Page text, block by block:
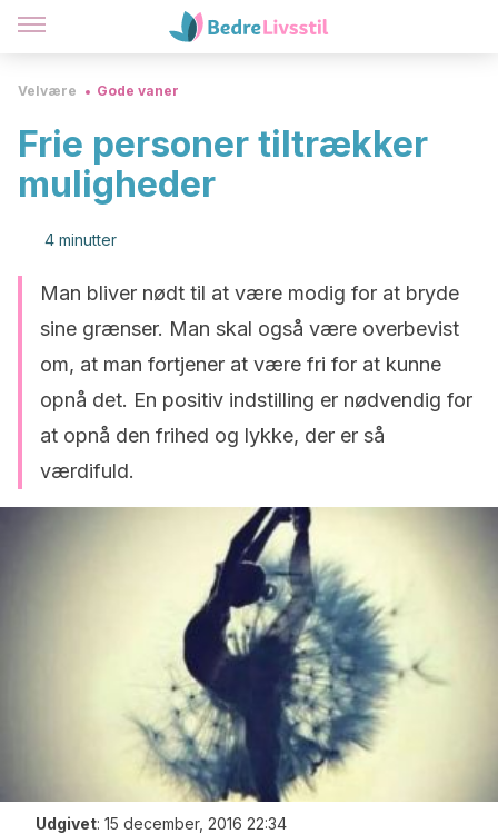
Velvære Gode vaner
Frie personer tiltrækker
muligheder
4 minutter
Man bliver nødt til at være modig for at bryde
sine grænser. Man skal også være overbevist
om, at man fortjener at være fri for at kunne
opnå det. En positiv indstilling er nødvendig for
at opnå den frihed og lykke, der er så
værdifuld.
Udgivet: 15 december, 2016 22:34